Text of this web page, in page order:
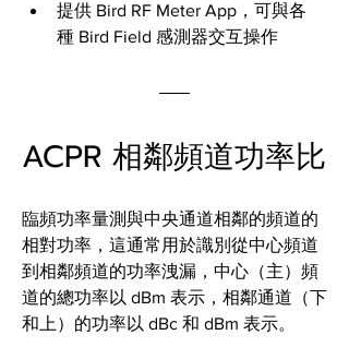
提供 Bird RF Meter App，可與各
種 Bird Field 感測器交互操作
ACPR 相鄰頻道功率比
臨頻功率量測與中央通道相鄰的頻道的
相對功率，這通常用於識別從中心頻道
到相鄰頻道的功率洩漏，中心（主）頻
道的總功率以 dBm 表示，相鄰通道（下
和上）的功率以 dBc 和 dBm 表示。